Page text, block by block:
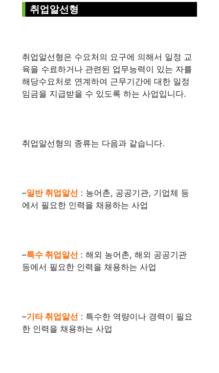
취업알선형
취업알선형은 수요처의 요구에 의해서 일정 교
육을 수료하거나 관련된 업무능력이 있는 자를
해당수요처로 연계하여 근무기간에 대한 일정
임금을 지급받을 수 있도록 하는 사업입니다.
취업알선형의 종류는 다음과 같습니다.
–일반 취업알선 : 농어촌, 공공기관, 기업체 등
에서 필요한 인력을 채용하는 사업
–특수 취업알선 : 해외 농어촌, 해외 공공기관
등에서 필요한 인력을 채용하는 사업
–기타 취업알선 : 특수한 역량이나 경력이 필요
한 인력을 채용하는 사업